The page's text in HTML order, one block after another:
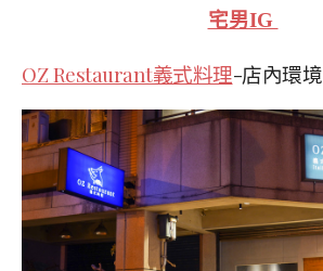
宅男IG
OZ Restaurant義式料理-店內環境